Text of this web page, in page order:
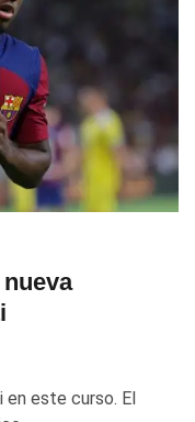
en este curso. El